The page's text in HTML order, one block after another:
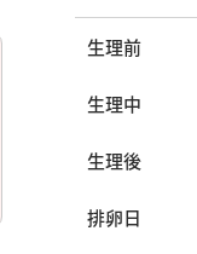
生理前
生理中
生理後
排卵日